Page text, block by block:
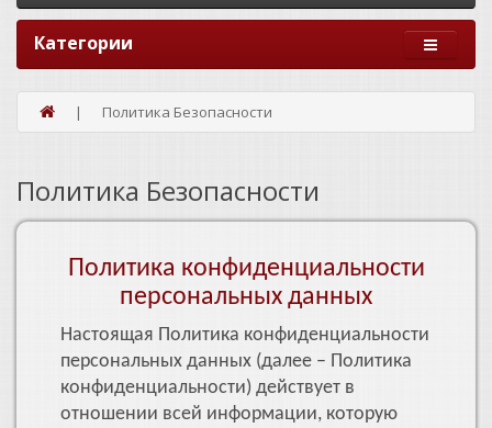
Категории
Политика Безопасности
Политика Безопасности
Политика конфиденциальности
персональных данных
Настоящая Политика конфиденциальности
персональных данных (далее – Политика
конфиденциальности) действует в
отношении всей информации, которую